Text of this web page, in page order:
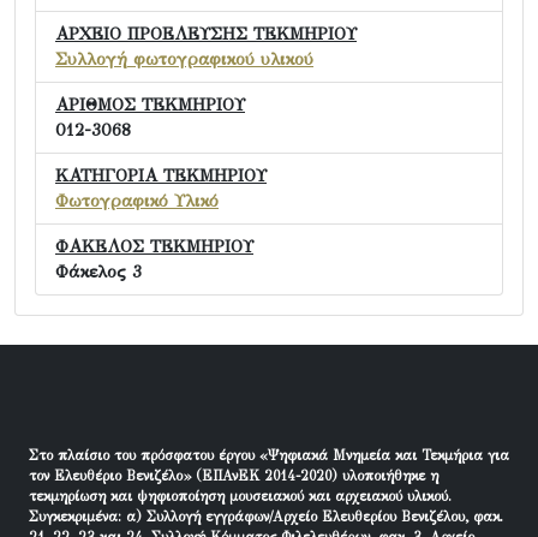
ΑΡΧΕΙΟ ΠΡΟΕΛΕΥΣΗΣ ΤΕΚΜΗΡΙΟΥ
Συλλογή φωτογραφικού υλικού
ΑΡΙΘΜΟΣ ΤΕΚΜΗΡΙΟΥ
012-3068
ΚΑΤΗΓΟΡΙΑ ΤΕΚΜΗΡΙΟΥ
Φωτογραφικό Υλικό
ΦΑΚΕΛΟΣ ΤΕΚΜΗΡΙΟΥ
Φάκελος 3
Στο πλαίσιο του πρόσφατου έργου «Ψηφιακά Μνημεία και Τεκμήρια για
τον Ελευθέριο Βενιζέλο» (ΕΠΑνΕΚ 2014-2020) υλοποιήθηκε η
τεκμηρίωση και ψηφιοποίηση μουσειακού και αρχειακού υλικού.
Συγκεκριμένα: α) Συλλογή εγγράφων/Αρχείο Ελευθερίου Βενιζέλου, φακ.